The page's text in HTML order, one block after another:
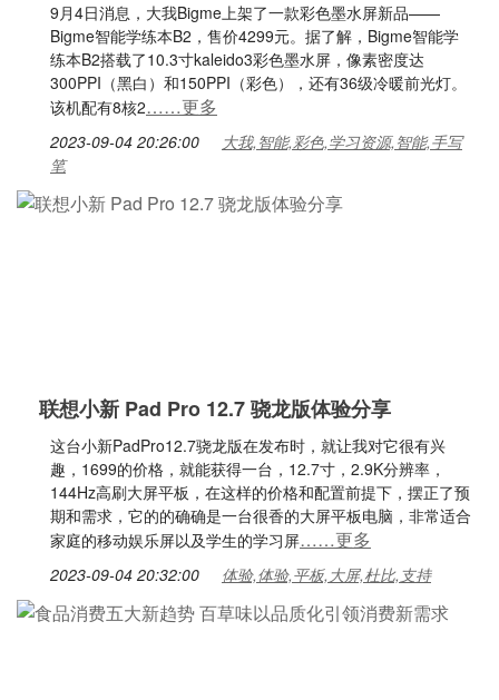
9月4日消息，大我Bigme上架了一款彩色墨水屏新品——
Bigme智能学练本B2，售价4299元。据了解，Bigme智能学
练本B2搭载了10.3寸kaleido3彩色墨水屏，像素密度达
300PPI（黑白）和150PPI（彩色），还有36级冷暖前光灯。
该机配有8核2……更多
2023-09-04 20:26:00
大我,智能,彩色,学习资源,智能,手写
笔
联想小新 Pad Pro 12.7 骁龙版体验分享
这台小新PadPro12.7骁龙版在发布时，就让我对它很有兴
趣，1699的价格，就能获得一台，12.7寸，2.9K分辨率，
144Hz高刷大屏平板，在这样的价格和配置前提下，摆正了预
期和需求，它的的确确是一台很香的大屏平板电脑，非常适合
家庭的移动娱乐屏以及学生的学习屏……更多
2023-09-04 20:32:00 体验,体验,平板,大屏,杜比,支持